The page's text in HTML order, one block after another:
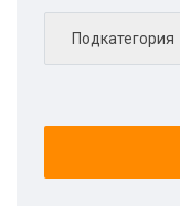
Подкатегория